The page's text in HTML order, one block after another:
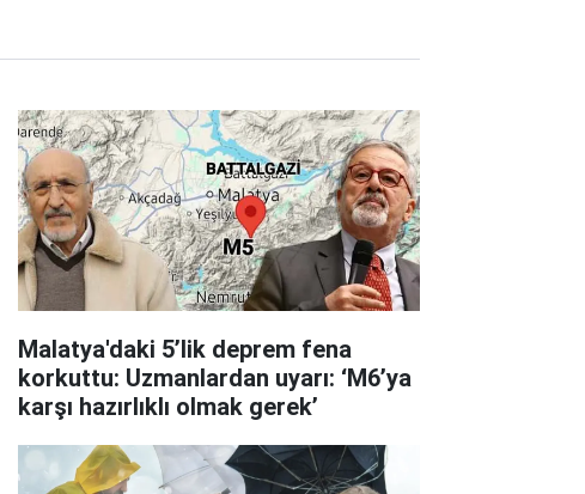
Malatya'daki 5’lik deprem fena
korkuttu: Uzmanlardan uyarı: ‘M6’ya
karşı hazırlıklı olmak gerek’